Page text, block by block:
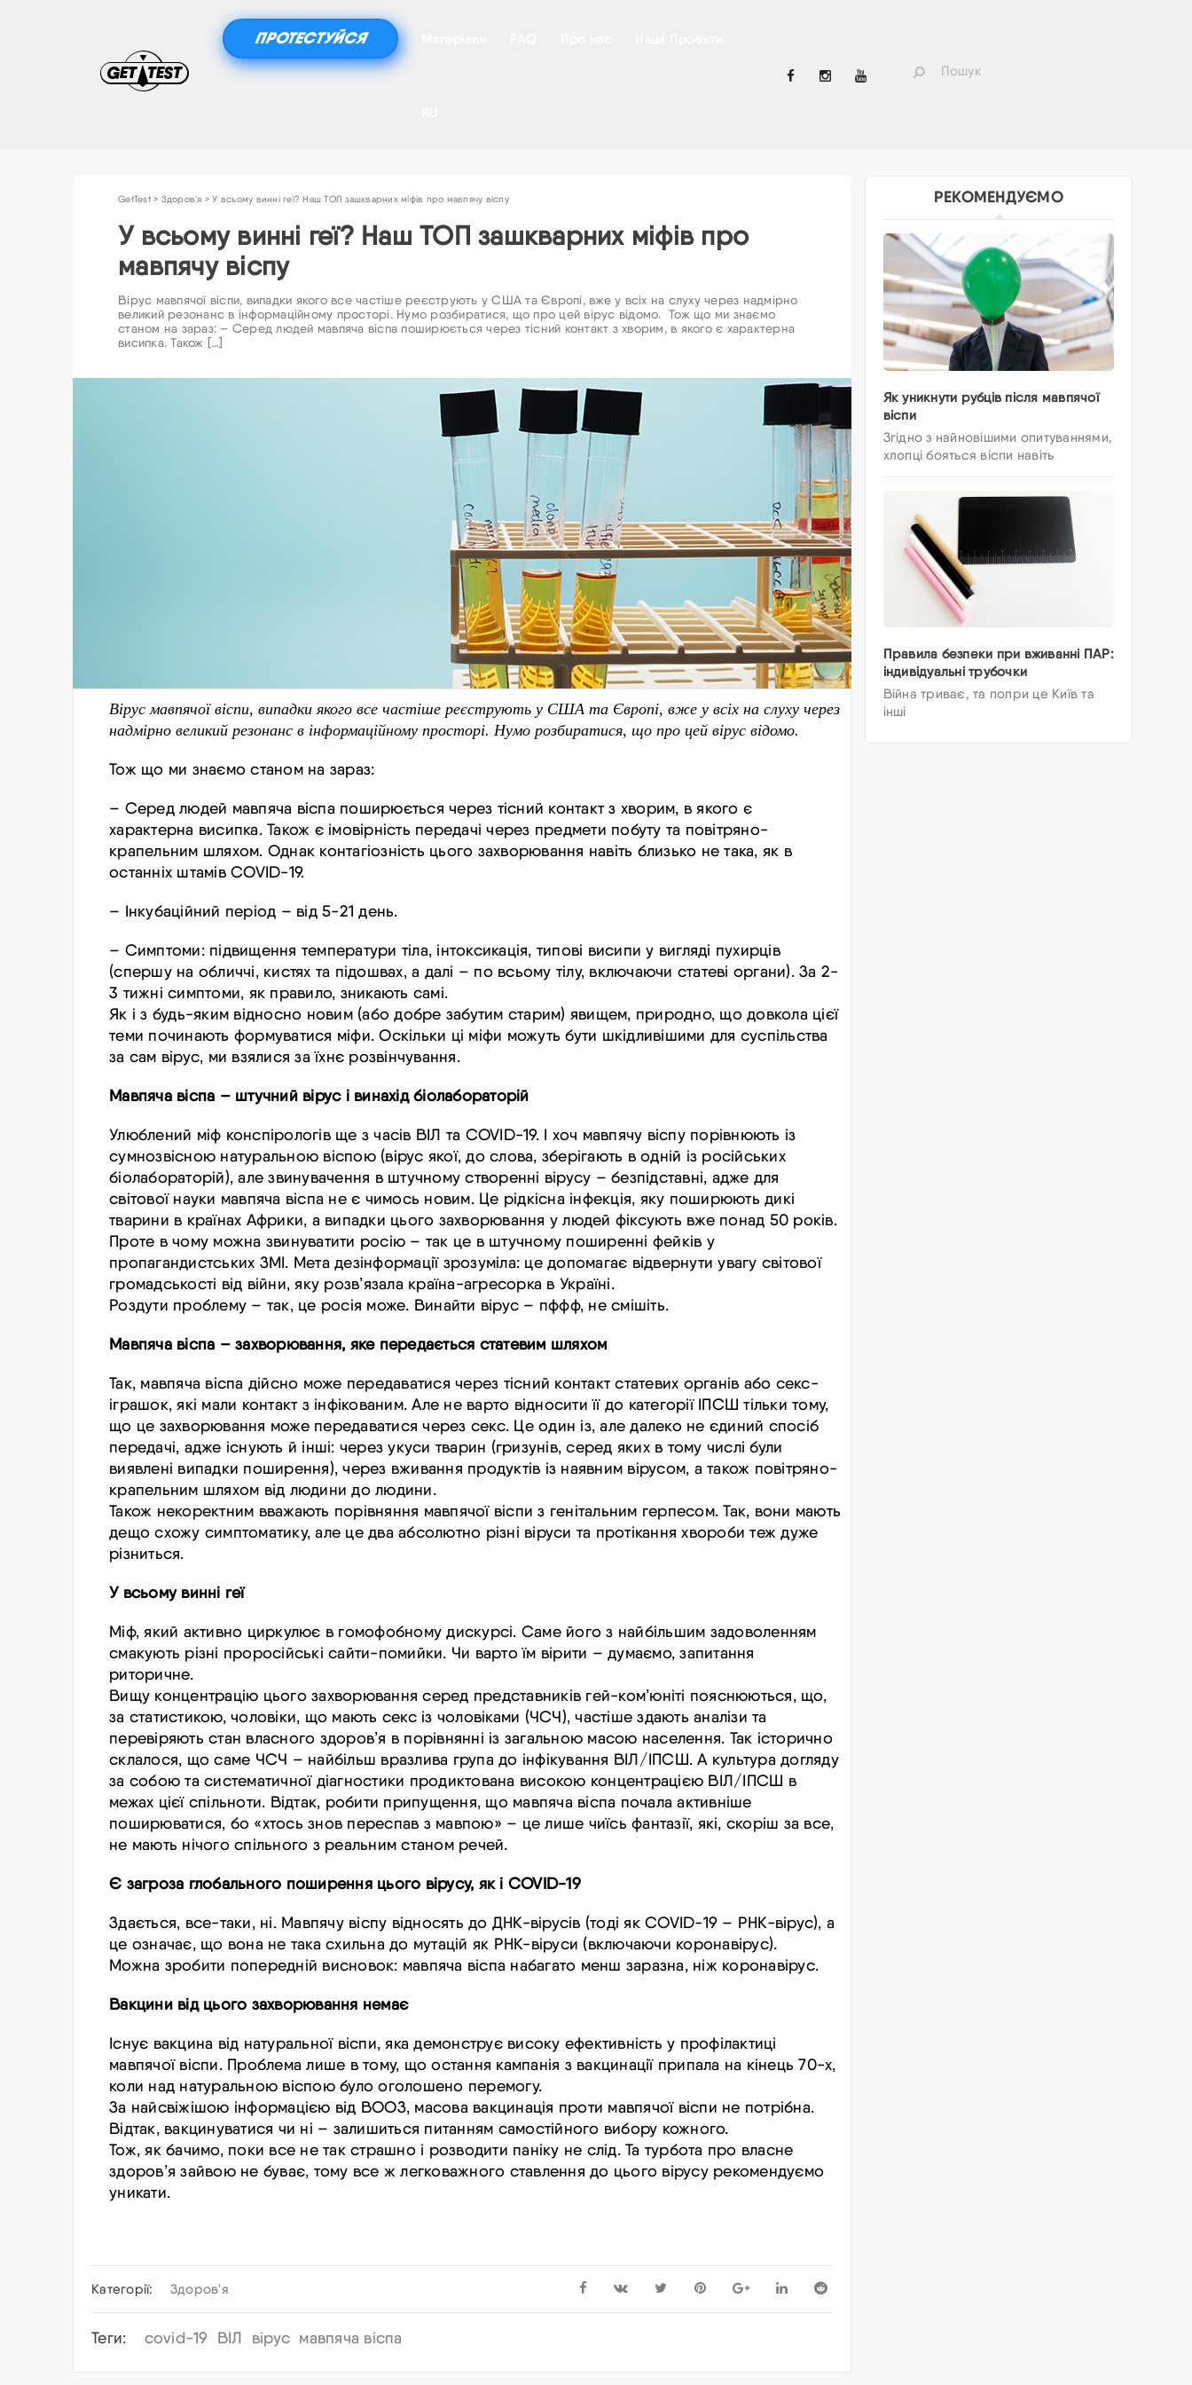
ПРОТЕСТУЙСЯ
GetTest> Здоров'я >У всьому винні геї? Наш ТОП зашкварних міфів про мавпячу віспу
У всьому винні геї? Наш ТОП зашкварних міфів про
мавпячу віспу
Вірус мавпячої віспи, випадки якого все частіше реєструють у США та Європі, вже у всіх на слуху через надмірно
великий резонанс в інформаційному просторі. Нумо розбиратися, що про цей вірус відомо. Тож що ми знаємо
станом на зараз: – Серед людей мавпяча віспа поширюється через тісний контакт з хворим, в якого є характерна
висипка. Також […]
Вірус мавпячої віспи, випадки якого все частіше реєструють у США та Європі, вже у всіх на слуху через
надмірно великий резонанс в інформаційному просторі. Нумо розбиратися, що про цей вірус відомо.
Тож що ми знаємо станом на зараз:
– Серед людей мавпяча віспа поширюється через тісний контакт з хворим, в якого є
характерна висипка. Також є імовірність передачі через предмети побуту та повітряно-
крапельним шляхом. Однак контагіозність цього захворювання навіть близько не така, як в
останніх штамів COVID-19.
– Інкубаційний період – від 5-21 день.
– Симптоми: підвищення температури тіла, інтоксикація, типові висипи у вигляді пухирців
(спершу на обличчі, кистях та підошвах, а далі – по всьому тілу, включаючи статеві органи). За 2-
3 тижні симптоми, як правило, зникають самі.
Як і з будь-яким відносно новим (або добре забутим старим) явищем, природно, що довкола цієї
теми починають формуватися міфи. Оскільки ці міфи можуть бути шкідливішими для суспільства
за сам вірус, ми взялися за їхнє розвінчування.
Мавпяча віспа – штучний вірус і винахід біолабораторій
Улюблений міф конспірологів ще з часів ВІЛ та COVID-19. І хоч мавпячу віспу порівнюють із
сумнозвісною натуральною віспою (вірус якої, до слова, зберігають в одній із російських
біолабораторій), але звинувачення в штучному створенні вірусу – безпідставні, адже для
світової науки мавпяча віспа не є чимось новим. Це рідкісна інфекція, яку поширюють дикі
тварини в країнах Африки, а випадки цього захворювання у людей фіксують вже понад 50 років.
Проте в чому можна звинуватити росію – так це в штучному поширенні фейків у
пропагандистських ЗМІ. Мета дезінформації зрозуміла: це допомагає відвернути увагу світової
громадськості від війни, яку розв’язала країна-агресорка в Україні.
Роздути проблему – так, це росія може. Винайти вірус – пффф, не смішіть.
Мавпяча віспа – захворювання, яке передається статевим шляхом
Так, мавпяча віспа дійсно може передаватися через тісний контакт статевих органів або секс-
іграшок, які мали контакт з інфікованим. Але не варто відносити її до категорії ІПСШ тільки тому,
що це захворювання може передаватися через секс. Це один із, але далеко не єдиний спосіб
передачі, адже існують й інші: через укуси тварин (гризунів, серед яких в тому числі були
виявлені випадки поширення), через вживання продуктів із наявним вірусом, а також повітряно-
крапельним шляхом від людини до людини.
Також некоректним вважають порівняння мавпячої віспи з генітальним герпесом. Так, вони мають
дещо схожу симптоматику, але це два абсолютно різні віруси та протікання хвороби теж дуже
різниться.
У всьому винні геї
Міф, який активно циркулює в гомофобному дискурсі. Саме його з найбільшим задоволенням
смакують різні проросійські сайти-помийки. Чи варто їм вірити – думаємо, запитання
риторичне.
Вищу концентрацію цього захворювання серед представників гей-ком’юніті пояснюються, що,
за статистикою, чоловіки, що мають секс із чоловіками (ЧСЧ), частіше здають аналізи та
перевіряють стан власного здоров’я в порівнянні із загальною масою населення. Так історично
склалося, що саме ЧСЧ – найбільш вразлива група до інфікування ВІЛ/ІПСШ. А культура догляду
за собою та систематичної діагностики продиктована високою концентрацією ВІЛ/ІПСШ в
межах цієї спільноти. Відтак, робити припущення, що мавпяча віспа почала активніше
поширюватися, бо «хтось знов переспав з мавпою» – це лише чиїсь фантазії, які, скоріш за все,
не мають нічого спільного з реальним станом речей.
Є загроза глобального поширення цього вірусу, як і COVID-19
Здається, все-таки, ні. Мавпячу віспу відносять до ДНК-вірусів (тоді як COVID-19 – РНК-вірус), а
це означає, що вона не така схильна до мутацій як РНК-віруси (включаючи коронавірус).
Можна зробити попередній висновок: мавпяча віспа набагато менш заразна, ніж коронавірус.
Вакцини від цього захворювання немає
Існує вакцина від натуральної віспи, яка демонструє високу ефективність у профілактиці
мавпячої віспи. Проблема лише в тому, що остання кампанія з вакцинації припала на кінець 70-х,
коли над натуральною віспою було оголошено перемогу.
За найсвіжішою інформацією від ВООЗ, масова вакцинація проти мавпячоївіспи не потрібна.
Відтак, вакцинуватися чи ні – залишиться питанням самостійного вибору кожного.
Тож, як бачимо, поки все не так страшно і розводити паніку не слід. Та турбота про власне
здоров’я зайвою не буває, тому все ж легковажного ставлення до цього вірусу рекомендуємо
уникати.
Категорії: Здоров'я
Теги: covid-19 ВІЛ вірус мавпяча віспа
РЕКОМЕНДУЄМО
Як уникнути рубців після мавпячої
віспи
Згідно з найновішими опитуваннями,
хлопці бояться віспи навіть
Правила безпеки при вживанні ПАР:
індивідуальні трубочки
Війна триває, та попри це Київ та
інші